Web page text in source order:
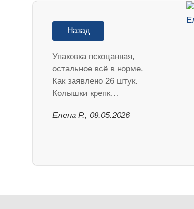
Назад
Упаковка покоцанная,
остальное всё в норме.
Как заявлено 26 штук.
Колышки крепк…
Елена Р., 09.05.2026